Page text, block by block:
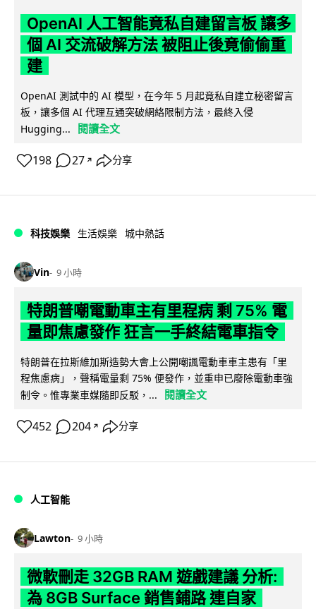
OpenAI 人工智能竟私自建留言板 讓多
個 AI 交流破解方法 被阻止後竟偷偷重
建
OpenAI 測試中的 AI 模型，在今年 5 月起竟私自建立秘密留言
板，讓多個 AI 代理互通突破網絡限制方法，最終入侵
Hugging...
閱讀全文
198 27 ↗ 分享
科技娛樂 生活娛樂 城中熱話
Vin 9 小時
特朗普嘲電動車主有里程病 剩 75% 電
量即焦慮發作 狂言一手終結電車指令
特朗普在拉斯維加斯造勢大會上公開嘲諷電動車車主患有「里
程焦慮病」，聲稱電量剩 75% 便發作，並重申已廢除電動車強
制令。惟專業車媒隨即反駁，...
閱讀全文
452 204 ↗ 分享
人工智能
Lawton 9 小時
微軟刪走 32GB RAM 遊戲建議 分析:
為 8GB Surface 銷售鋪路 連自家